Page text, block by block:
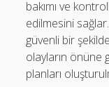
bakımı ve
edilmesini
güvenli bir
olayların önüne
planları